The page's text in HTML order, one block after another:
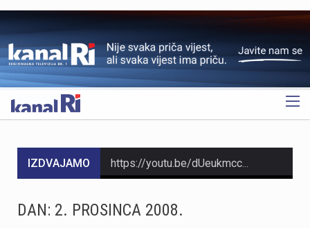
OGLAS
IZDVAJAMO
DAN: 2. PROSINCA 2008.